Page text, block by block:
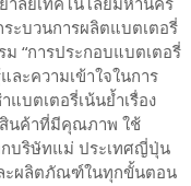
าลัยเทคโนโลยีมหานคร
ระบวนการผลิตแบตเตอรี่
“การประกอบแบตเตอรี่
ละความเข้าใจในการ
บตเตอรี่เน้นย้ำเรื่อง
นค้าที่มีคุณภาพ ใช้
กบริษัทแม่ ประเทศญี่ปุ่น
ะผลิตภัณฑ์ในทุกขั้นตอน